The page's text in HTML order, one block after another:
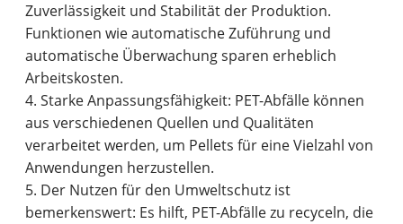
Zuverlässigkeit und Stabilität der Produktion.
Funktionen wie automatische Zuführung und
automatische Überwachung sparen erheblich
Arbeitskosten.
4. Starke Anpassungsfähigkeit: PET-Abfälle können
aus verschiedenen Quellen und Qualitäten
verarbeitet werden, um Pellets für eine Vielzahl von
Anwendungen herzustellen.
5. Der Nutzen für den Umweltschutz ist
bemerkenswert: Es hilft, PET-Abfälle zu recyceln, die